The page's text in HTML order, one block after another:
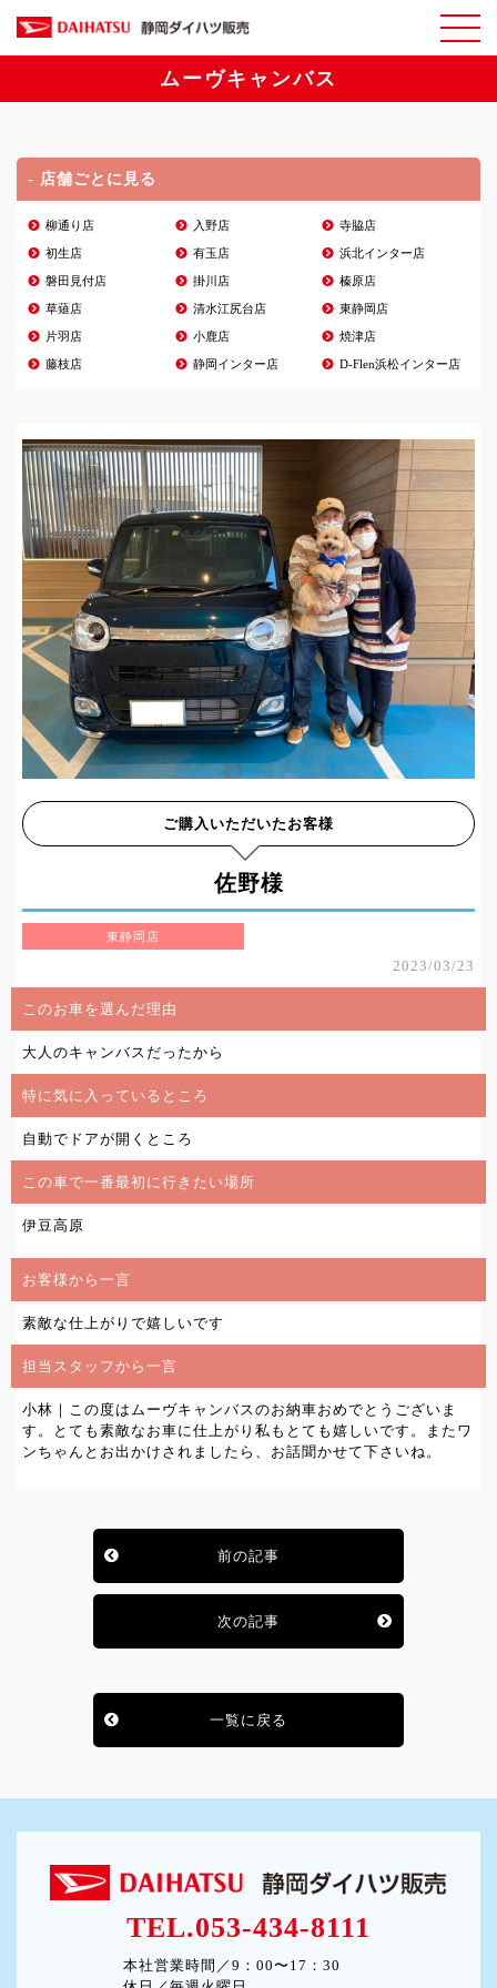
ムーヴキャンバス
- 店舗ごとに見る
柳通り店 入野店 寺脇店
初生店 有玉店 浜北インター店
磐田見付店 掛川店 榛原店
草薙店 清水江尻台店 東静岡店
片羽店 小鹿店 焼津店
藤枝店 静岡インター店 D-Flen浜松インター店
ご購入いただいたお客様
佐野様
東静岡店
2023/03/23
このお車を選んだ理由
大人のキャンバスだったから
特に気に入っているところ
自動でドアが開くところ
この車で一番最初に行きたい場所
伊豆高原
お客様から一言
素敵な仕上がりで嬉しいです
担当スタッフから一言
小林｜この度はムーヴキャンバスのお納車おめでとうございま
す。とても素敵なお車に仕上がり私もとても嬉しいです。またワ
ンちゃんとお出かけされましたら、お話聞かせて下さいね。
前の記事
次の記事
一覧に戻る
TEL.053-434-8111
本社営業時間／9：00〜17：30